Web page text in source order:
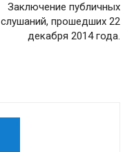
Заключение публичных
слушаний, прошедших 22
декабря 2014 года.